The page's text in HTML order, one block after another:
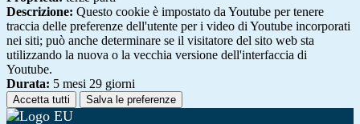
Descrizione: Questo cookie è impostato da Youtube per tenere
traccia delle preferenze dell'utente per i video di Youtube incorporati
nei siti; può anche determinare se il visitatore del sito web sta
utilizzando la nuova o la vecchia versione dell'interfaccia di
Youtube.
Durata: 5 mesi 29 giorni
Accetta tutti Salva le preferenze